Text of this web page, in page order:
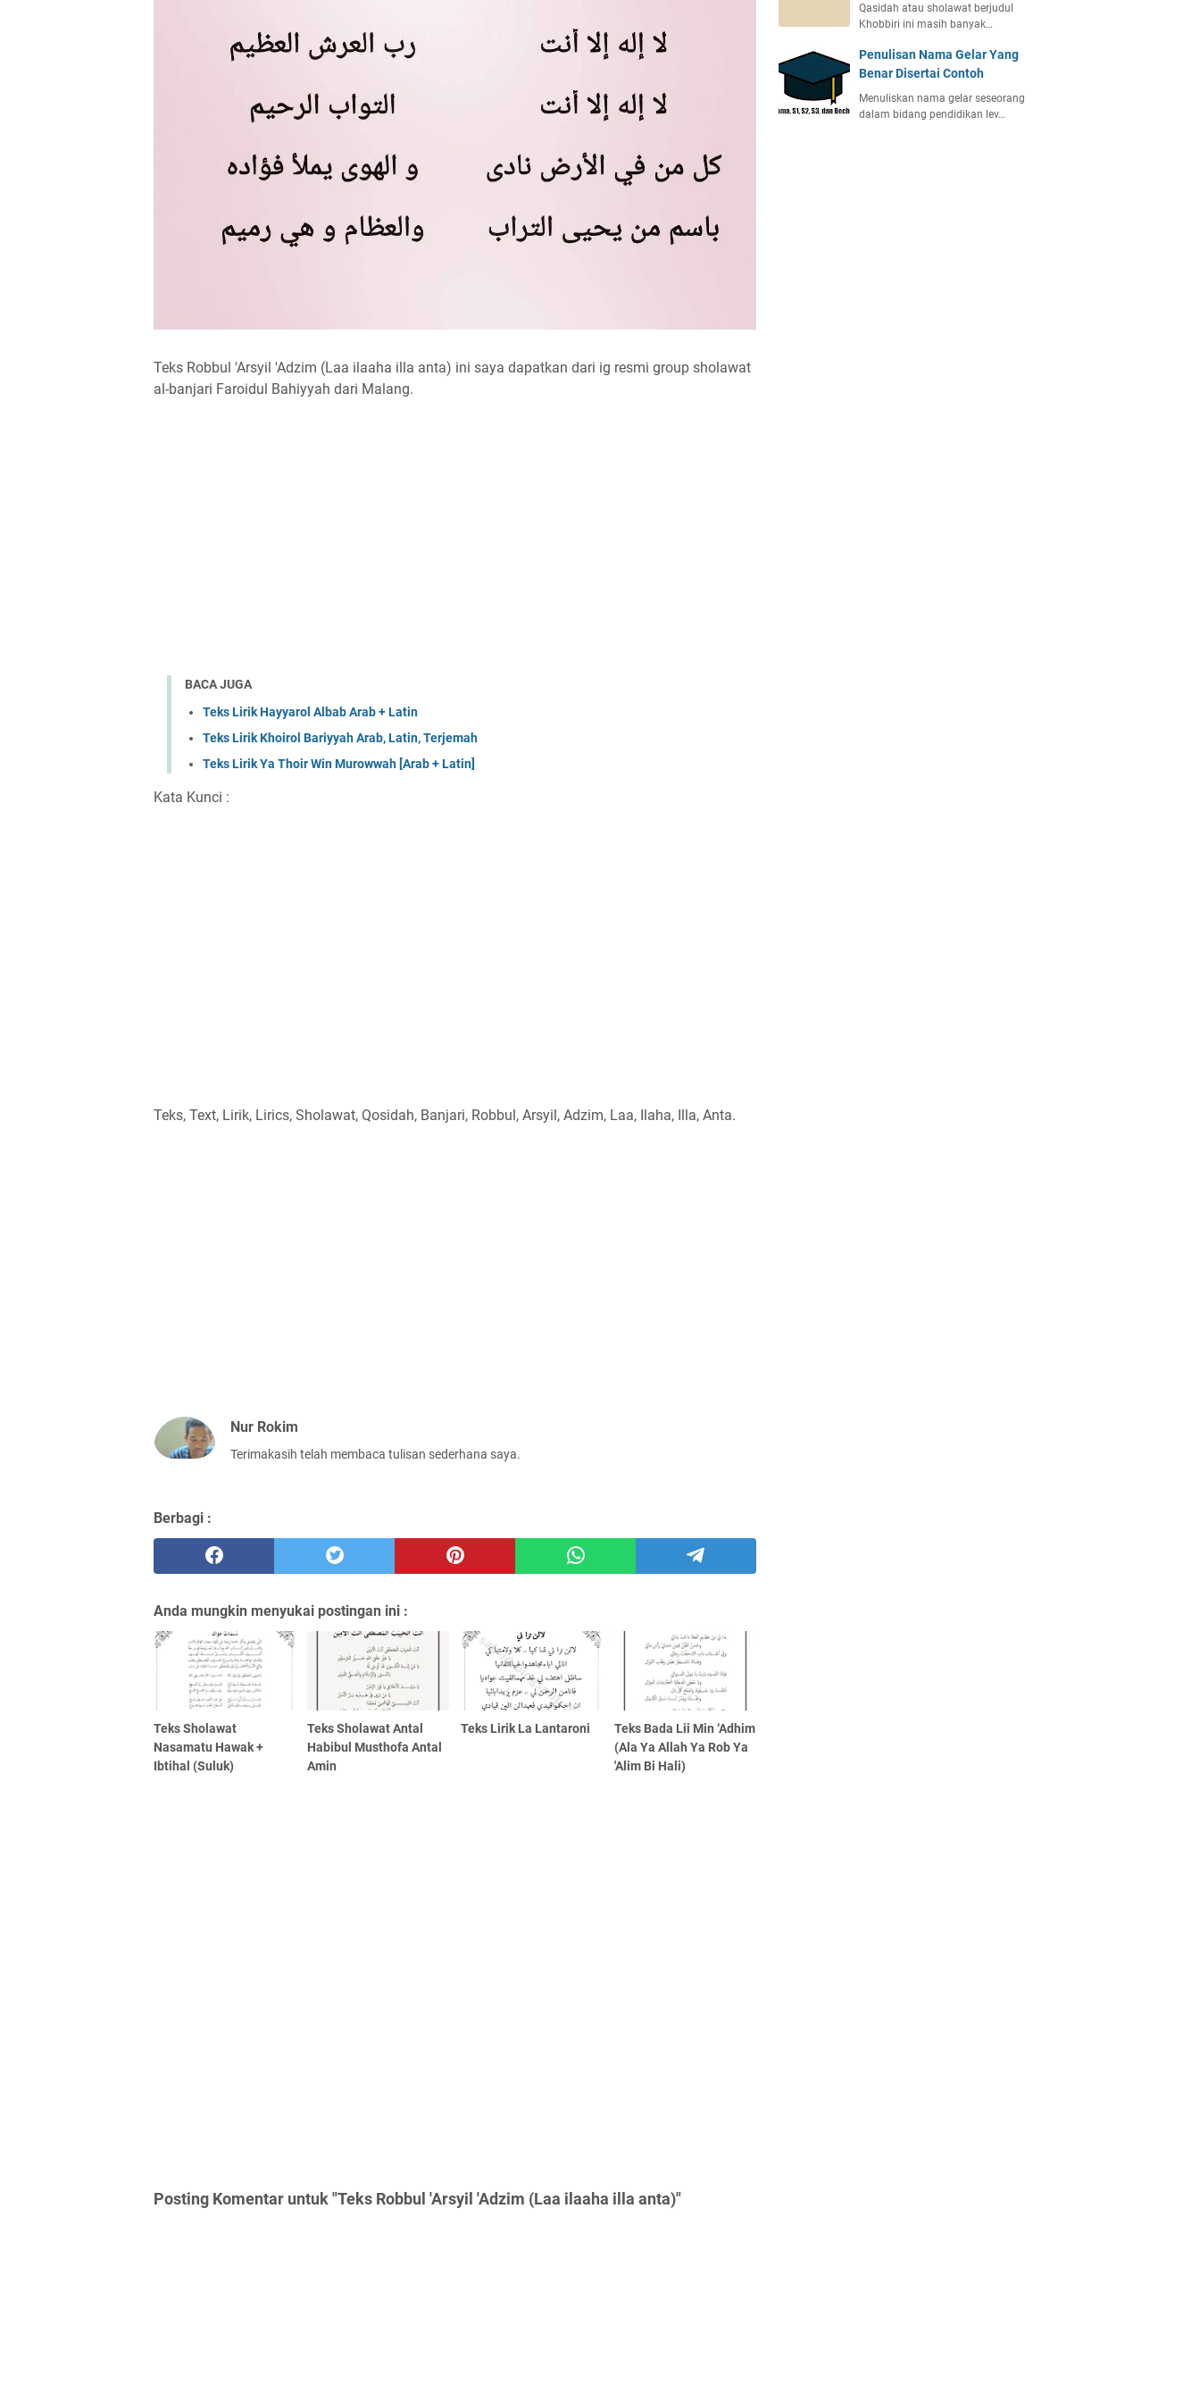
Teks Robbul 'Arsyil 'Adzim (Laa ilaaha illa anta) ini saya dapatkan dari ig resmi group sholawat
al-banjari Faroidul Bahiyyah dari Malang.
BACA JUGA
Teks Lirik Hayyarol Albab Arab + Latin
Teks Lirik Khoirol Bariyyah Arab, Latin, Terjemah
Teks Lirik Ya Thoir Win Murowwah [Arab + Latin]
Kata Kunci :
Teks, Text, Lirik, Lirics, Sholawat, Qosidah, Banjari, Robbul, Arsyil, Adzim, Laa, Ilaha, Illa, Anta.
Nur Rokim
Terimakasih telah membaca tulisan sederhana saya.
Berbagi :
Anda mungkin menyukai postingan ini :
Teks Sholawat
Nasamatu Hawak +
Ibtihal (Suluk)
Teks Sholawat Antal
Habibul Musthofa Antal
Amin
Teks Lirik La Lantaroni
Teks Bada Lii Min ‘Adhim
(Ala Ya Allah Ya Rob Ya
'Alim Bi Hali)
Posting Komentar untuk "Teks Robbul 'Arsyil 'Adzim (Laa ilaaha illa anta)"
Qasidah atau sholawat berjudul
Khobbiri ini masih banyak…
Penulisan Nama Gelar Yang
Benar Disertai Contoh
Menuliskan nama gelar seseorang
dalam bidang pendidikan lev…